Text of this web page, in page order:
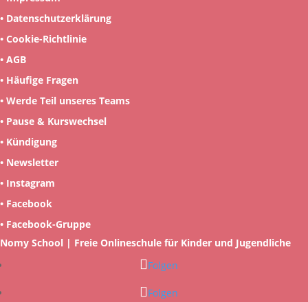
• Datenschutzerklärung
• Cookie-Richtlinie
• AGB
• Häufige Fragen
• Werde Teil unseres Teams
• Pause & Kurswechsel
• Kündigung
• Newsletter
• Instagram
• Facebook
• Facebook-Gruppe
Nomy School | Freie Onlineschule für Kinder und Jugendliche
Folgen
Folgen